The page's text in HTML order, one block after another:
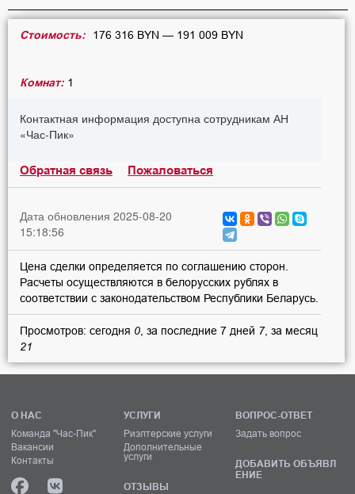
Стоимость: 176 316 BYN — 191 009 BYN
Комнат: 1
Контактная информация доступна сотрудникам АН
«Час-Пик»
Обратная связь Пожаловаться
Дата обновления 2025-08-20
15:18:56
Цена сделки определяется по соглашению сторон.
Расчеты осуществляются в белорусских рублях в
соответствии с законодательством Республики Беларусь.
Просмотров: сегодня 0 , за последние 7 дней 7, за месяц
21
О НАС
Команда "Час-Пик"
Вакансии
Контакты
УСЛУГИ
Риэлтерские услуги
Дополнительные
услуги
ОТЗЫВЫ
ВОПРОС-ОТВЕТ
Задать вопрос
ДОБАВИТЬ ОБЪЯВЛ
ЕНИЕ